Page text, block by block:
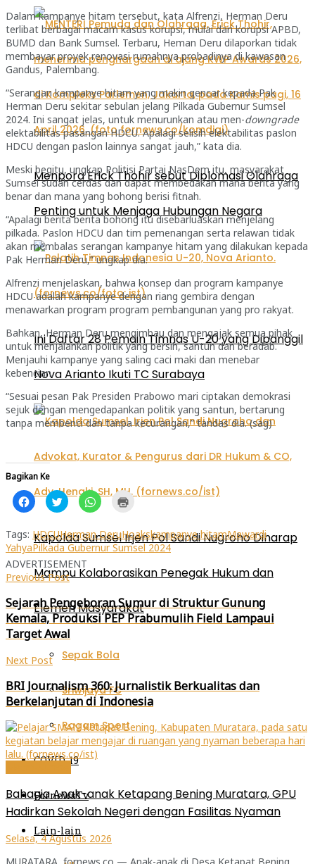
Menpora Erick Thohir sebut Diplomasi Olahraga
Penting untuk Menjaga Hubungan Negara
Ini Daftar 28 Pemain Timnas U-20 yang Dipanggil
Nova Arianto Ikuti TC Surabaya
Kapolda Sumsel Irjen Pol Sandi Nugroho Diharap
Mampu Kolaborasikan Penegak Hukum dan
Elemen Masyarakat
Sepak Bola
Sriwijaya FC
Ragam Sport
COVID-19
FornewsTv
Lain-lain
Dalam kampanye hitam tersebut, kata Alfrenzi, Herman Deru
terlibat berbagai macam kasus korupsi, mulai dari korupsi APBD,
BUMD dan Bank Sumsel. Terbaru, Heman Deru dilaporkan tidak
membayar proyek renovasi rumahnya probadinya di kawasan
Gandus, Palembang.
“Serangan kampanye hitam yang makin gencar kepada Pak
Herman Deru sekitar sebulan jelang Pilkada Gubernur Sumsel
2024. Ini sangat jelas, untuk menurunkan atau men-downgrade
elektabilitas pasangan HDCU. Apalagi selisih elektabilitas paslon
HDCU dengan paslon lainnya sangat jauh,” kata dia.
Meski begitu, ungkap Politisi Partai NasDem itu, masyarakat
Sumsel sudah cerdas dan dapat membedakan mana berita yang
benar dan mana yang bohong berisi fitnah.
“Apalagi berita berita bohong itu disebarluaskan menjelang
pilkada. Paslon HDCU dan tim pemenangan serta relawan tidak
akan membalas serangan kampanye hitam yang dilakukan kepada
Pak Herman Deru,” ungkap dia.
Alfrenzi menjelaskan, bahwa konsep dan program kampanye
HDCU adalah kampanye dengan riang gembira dengan
menawarkan program program pembangunan yang pro rakyat.
Bahkan, Herman Deru mengimbau dan mengajak semua pihak
untuk menjalankan politik yang bersih, santun dan beradab.
Menjauhi kampanye yang saling caci maki dan menebar
kebencian.
“Sesuai pesan Pak Presiden Prabowo mari ciptakan demokrasi
sejuk dengan mengedapankan politik yang santun, bertarung
tanpa membenci dan tanpa kecurangan,” tandas dia. (sag)
Bagikan Ke
Klik
untuk
membagikan
Facebook(Membuka
di
jendela
yang
baru)
Klik
untuk
berbagi
Twitter(Membuka
di
jendela
yang
baru)
Klik
untuk
WhatsApp(Membuka
di
jendela
baru)
Klik
jendela
yang
baru)
Tags: HDCUHerman DeruHoakskampanye hitamMawardi
YahyaPilkada Gubernur Sumsel 2024
ADVERTISEMENT
Previous Post
Sejarah Pengeboran Sumur di Struktur Gunung
Kemala, Produksi PEP Prabumulih Field Lampaui
Target Awal
Next Post
BRI Journalism 360: Jurnalistik Berkualitas dan
Berkelanjutan di Indonesia
Bahagia Anak-anak Ketapang Bening Muratara, GPU
Hadirkan Sekolah Negeri dengan Fasilitas Nyaman
Selasa, 4 Agustus 2026